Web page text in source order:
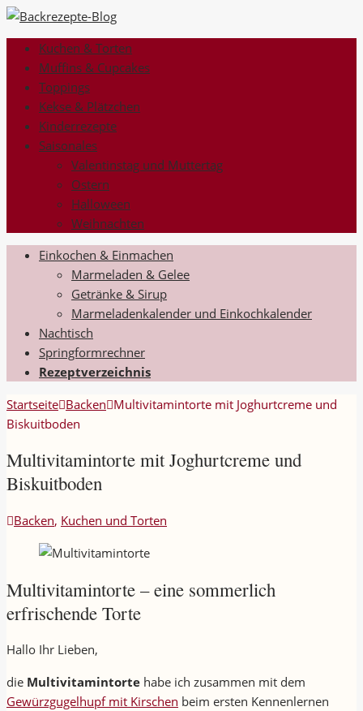
Kuchen & Torten
Muffins & Cupcakes
Toppings
Kekse & Plätzchen
Kinderrezepte
Saisonales
Valentinstag und Muttertag
Ostern
Halloween
Weihnachten
Einkochen & Einmachen
Marmeladen & Gelee
Getränke & Sirup
Marmeladenkalender und Einkochkalender
Nachtisch
Springformrechner
Rezeptverzeichnis
Startseite Backen Multivitamintorte mit Joghurtcreme und
Biskuitboden
Multivitamintorte mit Joghurtcreme und
Biskuitboden
Backen, Kuchen und Torten
Multivitamintorte – eine sommerlich
erfrischende Torte
Hallo Ihr Lieben,
die Multivitamintorte habe ich zusammen mit dem
Gewürzgugelhupf mit Kirschen beim ersten Kennenlernen